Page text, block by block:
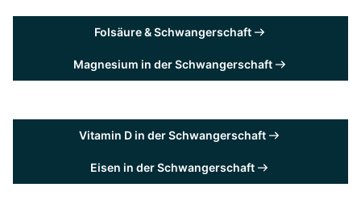
Folsäure & Schwangerschaft
Magnesium in der Schwangerschaft
Vitamin D in der Schwangerschaft
Eisen in der Schwangerschaft